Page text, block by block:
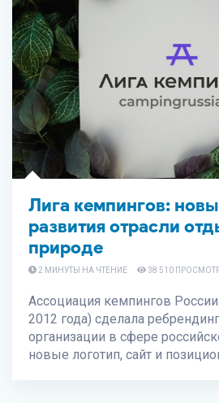
Лига кемпингов:
развития отрасли
природе
2 МИНУТЫ НА ЧТЕНИЕ 38 510
Ассоциация кемпингов
2012 года) сделала
организации в сфере
новые логотип, сайт и